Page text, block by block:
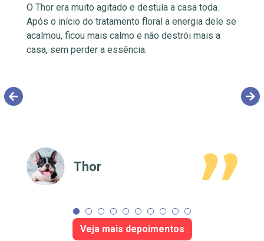
O Thor era muito agitado e destuía a casa toda.
Após o início do tratamento floral a energia dele se
acalmou, ficou mais calmo e não destrói mais a
casa, sem perder a essência.
Thor
Veja mais depoimentos